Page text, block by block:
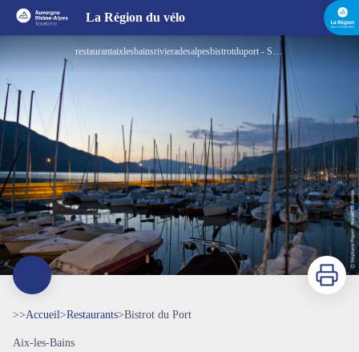
La Région du vélo
restaurantaixlesbainsrivieradesalpesbistrotduport - Stépahne Piquet - Nouvel R Design
Imprimer
>>Accueil>Restaurants>Bistrot du Port
Aix-les-Bains